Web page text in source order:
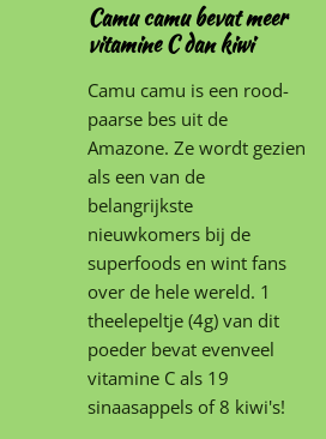
Camu camu bevat meer
vitamine C dan kiwi
Camu camu is een rood-
paarse bes uit de
Amazone. Ze wordt gezien
als een van de
belangrijkste
nieuwkomers bij de
superfoods en wint fans
over de hele wereld. 1
theelepeltje (4g) van dit
poeder bevat evenveel
vitamine C als 19
sinaasappels of 8 kiwi's!